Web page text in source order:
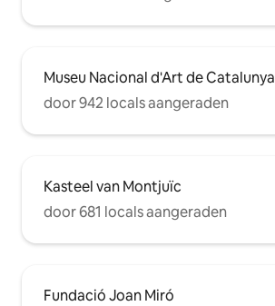
Museu Nacional d'Art de Catalunya
door 942 locals aangeraden
Kasteel van Montjuïc
door 681 locals aangeraden
Fundació Joan Miró